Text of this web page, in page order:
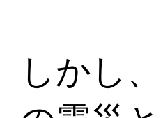
しかし